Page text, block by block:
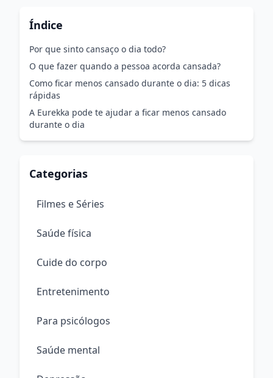
Índice
Por que sinto cansaço o dia todo?
O que fazer quando a pessoa acorda cansada?
Como ficar menos cansado durante o dia: 5 dicas
rápidas
A Eurekka pode te ajudar a ficar menos cansado
durante o dia
Categorias
Filmes e Séries
Saúde física
Cuide do corpo
Entretenimento
Para psicólogos
Saúde mental